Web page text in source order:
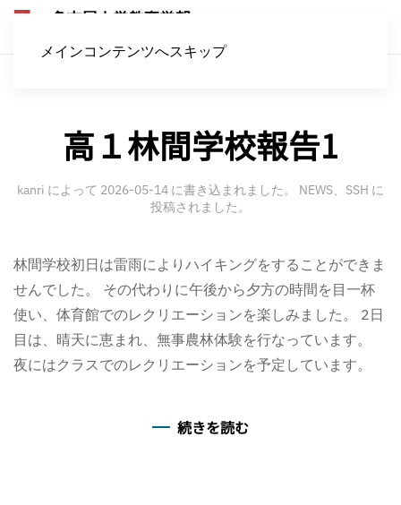
メインコンテンツへスキップ
高１林間学校報告1
kanri によって 2026-05-14 に書き込まれました。 NEWS、 SSH に
投稿されました。
林間学校初日は雷雨によりハイキングをすることができま
せんでした。 その代わりに午後から夕方の時間を目一杯
使い、体育館でのレクリエーションを楽しみました。 2日
目は、晴天に恵まれ、無事農林体験を行なっています。
夜にはクラスでのレクリエーションを予定しています。
続きを読む